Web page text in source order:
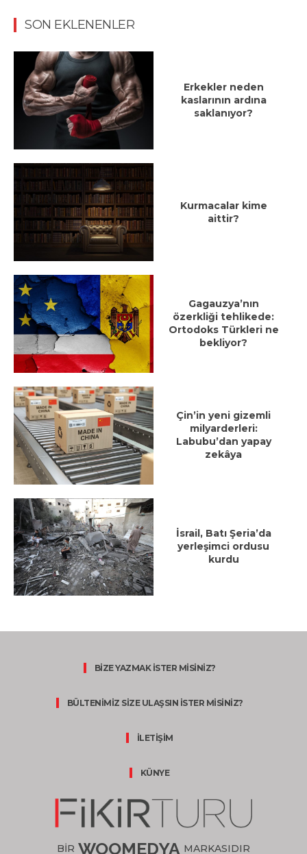
SON EKLENENLER
Erkekler neden
kaslarının ardına
saklanıyor?
Kurmacalar kime
aittir?
Gagauzya’nın
özerkliği tehlikede:
Ortodoks Türkleri ne
bekliyor?
Çin’in yeni gizemli
milyarderleri:
Labubu’dan yapay
zekâya
İsrail, Batı Şeria’da
yerleşimci ordusu
kurdu
BİZE YAZMAK İSTER MİSİNİZ?
BÜLTENİMİZ SİZE ULAŞSIN İSTER MİSİNİZ?
İLETİŞİM
KÜNYE
BİR WOOMEDYA MARKASIDIR